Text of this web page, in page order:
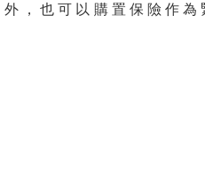
，也可以購置保險作為